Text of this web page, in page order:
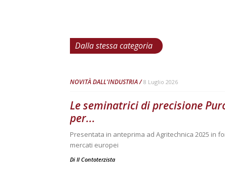
Dalla stessa categoria
NOVITÀ DALL'INDUSTRIA 8 Luglio 2026
Le seminatrici di precisione
per...
Presentata in anteprima ad Agritechnica 2025 in
mercati europei
Di Il Contoterzista